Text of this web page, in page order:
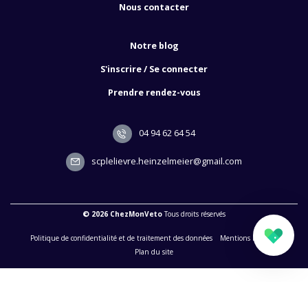
Nous contacter
Notre blog
S'inscrire / Se connecter
Prendre rendez-vous
04 94 62 64 54
scplelievre.heinzelmeier@gmail.com
© 2026 ChezMonVetoTous droits réservés
Politique de confidentialité et de traitement des données
Mentions légales
Plan du site